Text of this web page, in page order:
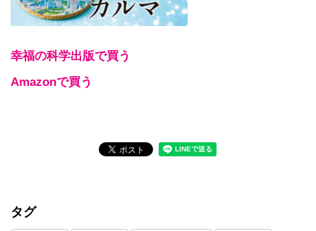
幸福の科学出版で買う
Amazonで買う
タグ